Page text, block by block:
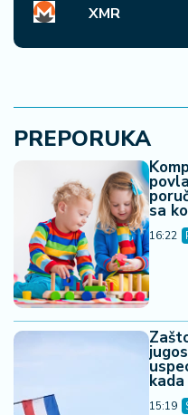
XMR
PREPORUKA
sa
16:22
15:19